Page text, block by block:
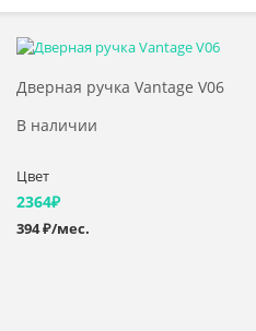
Дверная ручка Vantage V06
В наличии
Цвет
2364₽
394 ₽/мес.
Выбрать >